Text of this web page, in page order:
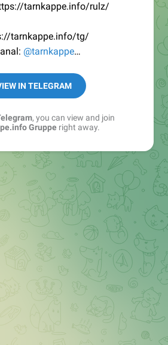
tarnkappe.info/rulz/
tarnkappe.info/tg/
@tarnkappe
of:@bestoftarnkappe
t.me/+WSW5F1VcmhliMjk6
IN TELEGRAM
, you can view and join
Grupperight away.